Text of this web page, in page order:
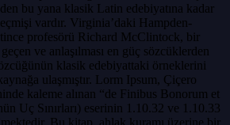
bu yana klasik Latin edebiyatına kadar
vardır. Virginia’daki Hampden-
profesörü Richard McClintock, bir
ve anlaşılması en güç sözcüklerden
klasik edebiyattaki örneklerini
ulaşmıştır. Lorm Ipsum, Çiçero
kaleme alınan “de Finibus Bonorum et
Uç Sınırları) eserinin 1.10.32 ve 1.10.33